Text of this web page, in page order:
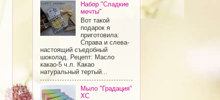
Набор "Сладкие
мечты"
Вот такой
подарок я
приготовила:
Справа и слева-
настоящий съедобный
шоколад. Рецепт: Масло
какао-5 ч.л. Какао
натуральный тертый...
Мыло "Градация"
ХС